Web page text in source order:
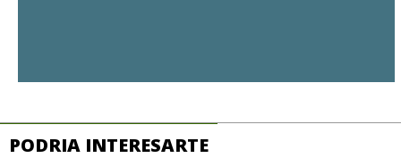
PODRIA INTERESARTE